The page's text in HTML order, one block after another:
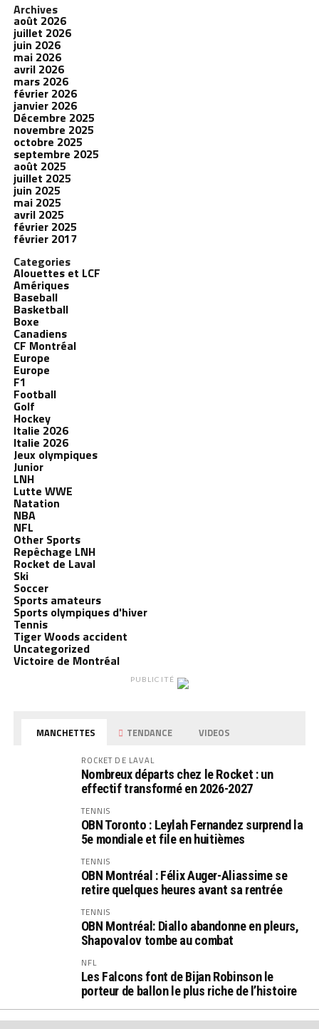
Archives
août 2026
juillet 2026
juin 2026
mai 2026
avril 2026
mars 2026
février 2026
janvier 2026
Décembre 2025
novembre 2025
octobre 2025
septembre 2025
août 2025
juillet 2025
juin 2025
mai 2025
avril 2025
février 2025
février 2017
Categories
Alouettes et LCF
Amériques
Baseball
Basketball
Boxe
Canadiens
CF Montréal
Europe
Europe
F1
Football
Golf
Hockey
Italie 2026
Italie 2026
Jeux olympiques
Junior
LNH
Lutte WWE
Natation
NBA
NFL
Other Sports
Repêchage LNH
Rocket de Laval
Ski
Soccer
Sports amateurs
Sports olympiques d'hiver
Tennis
Tiger Woods accident
Uncategorized
Victoire de Montréal
PUBLICITÉ
MANCHETTES TENDANCE VIDEOS
ROCKET DE LAVAL
Nombreux départs chez le Rocket : un
effectif transformé en 2026-2027
TENNIS
OBN Toronto : Leylah Fernandez surprend la
5e mondiale et file en huitièmes
TENNIS
OBN Montréal : Félix Auger-Aliassime se
retire quelques heures avant sa rentrée
TENNIS
OBN Montréal: Diallo abandonne en pleurs,
Shapovalov tombe au combat
NFL
Les Falcons font de Bijan Robinson le
porteur de ballon le plus riche de l’histoire